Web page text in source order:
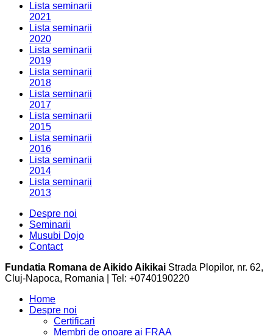
Lista seminarii
2021
Lista seminarii
2020
Lista seminarii
2019
Lista seminarii
2018
Lista seminarii
2017
Lista seminarii
2015
Lista seminarii
2016
Lista seminarii
2014
Lista seminarii
2013
Despre noi
Seminarii
Musubi Dojo
Contact
Fundatia Romana de Aikido Aikikai Strada Plopilor, nr. 62,
Cluj-Napoca, Romania | Tel: +0740190220
Home
Despre noi
Certificari
Membri de onoare ai FRAA